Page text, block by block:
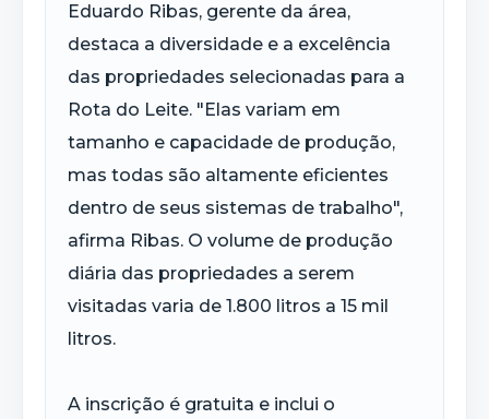
Eduardo Ribas, gerente da área,
destaca a diversidade e a excelência
das propriedades selecionadas para a
Rota do Leite. "Elas variam em
tamanho e capacidade de produção,
mas todas são altamente eficientes
dentro de seus sistemas de trabalho",
afirma Ribas. O volume de produção
diária das propriedades a serem
visitadas varia de 1.800 litros a 15 mil
litros.
A inscrição é gratuita e inclui o